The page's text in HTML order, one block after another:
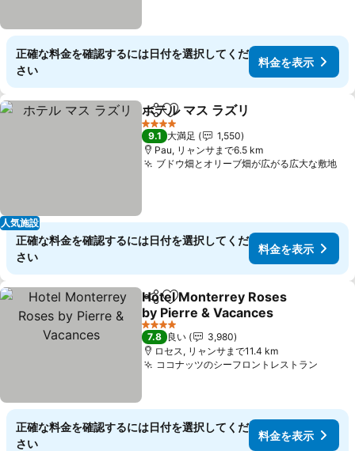
正確な料金を確認するには日付を選択してくだ
さい
料金を表示
人気施設
シェアお気に入りに追加
ホテル マス ラズリ
4 ホテルのランク
9.1 大満足
1,550
Pau, リャンサまで6.5 km
ブドウ畑とオリーブ畑が広がる広大な敷地
正確な料金を確認するには日付を選択してくだ
さい
料金を表示
シェアお気に入りに追加
Hotel Monterrey Roses
by Pierre & Vacances
4 ホテルのランク
7.8 良い
3,980
ロセス, リャンサまで11.4 km
ココナッツのシーフロントレストラン
正確な料金を確認するには日付を選択してくだ
さい
料金を表示